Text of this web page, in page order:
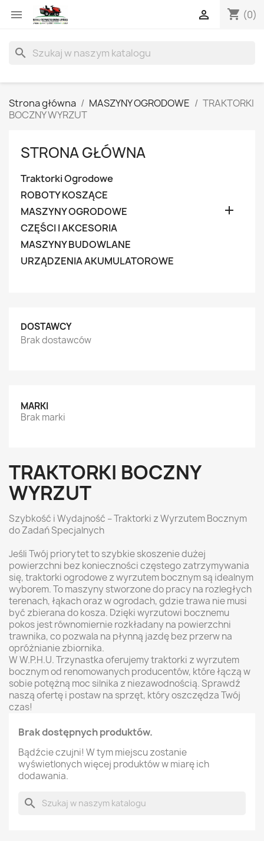
 shopping_cart (0)

search
Strona główna MASZYNY OGRODOWE
TRAKTORKI
BOCZNY WYRZUT
STRONA GŁÓWNA
Traktorki Ogrodowe
ROBOTY KOSZĄCE
MASZYNY OGRODOWE

CZĘŚCI I AKCESORIA
MASZYNY BUDOWLANE
URZĄDZENIA AKUMULATOROWE
DOSTAWCY
Brak dostawców
MARKI
Brak marki
TRAKTORKI BOCZNY
WYRZUT
Szybkość i Wydajność – Traktorki z Wyrzutem Bocznym
do Zadań Specjalnych
Jeśli Twój priorytet to szybkie skoszenie dużej
powierzchni bez konieczności częstego zatrzymywania
się, traktorki ogrodowe z wyrzutem bocznym są idealnym
wyborem. To maszyny stworzone do pracy na rozległych
terenach, łąkach oraz w ogrodach, gdzie trawa nie musi
być zbierana do kosza. Dzięki wyrzutowi bocznemu
pokos jest równomiernie rozkładany na powierzchni
trawnika, co pozwala na płynną jazdę bez przerw na
opróżnianie zbiornika.
W W.P.H.U. Trzynastka oferujemy traktorki z wyrzutem
bocznym od renomowanych producentów, które łączą w
sobie potężną moc silnika z niezawodnością. Sprawdź
naszą ofertę i postaw na sprzęt, który oszczędza Twój
czas!
Brak dostępnych produktów.
Bądźcie czujni! W tym miejscu zostanie
wyświetlonych więcej produktów w miarę ich
dodawania.
search